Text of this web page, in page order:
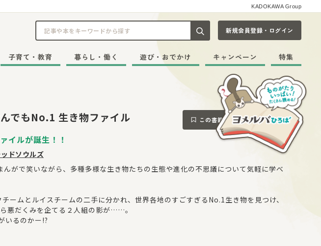
KADOKAWA Group
記事や本をキーワードから探す
新規会員登録・ログイン
子育て・教育 暮らし・働く 遊び・おでかけ キャンペーン 特集
でもNo.1 生き物ファイル この書籍をブックマークする
イルが誕生！！
ドソウルズ
がで笑いながら、多種多様な生き物たちの生態や進化の不思議について気軽に学べ
ームとルイスチームの二手に分かれ、世界各地のすごすぎるNo.1生き物を見つけ、
悪だくみを企てる２人組の影が……。
いるのかー!?